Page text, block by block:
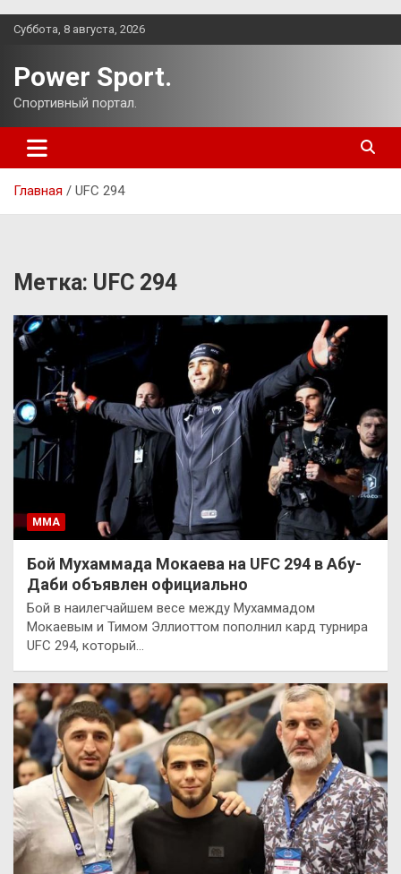
Перейти
Суббота, 8 августа, 2026
Power Sport.
Спортивный портал.
Главная UFC 294
Метка: UFC 294
ММА
Бой Мухаммада Мокаева на UFC 294 в Абу-
Даби объявлен официально
Бой в наилегчайшем весе между Мухаммадом
Мокаевым и Тимом Эллиоттом пополнил кард турнира
UFC 294, который…